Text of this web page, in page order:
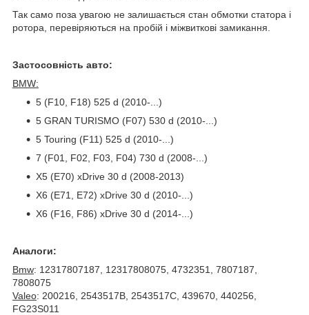
Так само поза увагою не залишається стан обмотки статора і
ротора, перевіряються на пробій і міжвиткові замикання.
Застосовність авто:
BMW:
5 (F10, F18) 525 d (2010-...)
5 GRAN TURISMO (F07) 530 d (2010-...)
5 Touring (F11) 525 d (2010-...)
7 (F01, F02, F03, F04) 730 d (2008-...)
X5 (E70) xDrive 30 d (2008-2013)
X6 (E71, E72) xDrive 30 d (2010-...)
X6 (F16, F86) xDrive 30 d (2014-...)
Аналоги:
Bmw: 12317807187, 12317808075, 4732351, 7807187,
7808075
Valeo: 200216, 2543517B, 2543517C, 439670, 440256,
FG23S011